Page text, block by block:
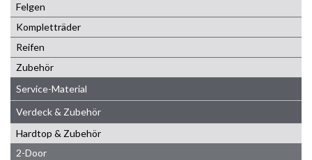
Felgen
Kompletträder
Reifen
Zubehör
Service-Material
Verdeck & Zubehör
Hardtop & Zubehör
2-Door